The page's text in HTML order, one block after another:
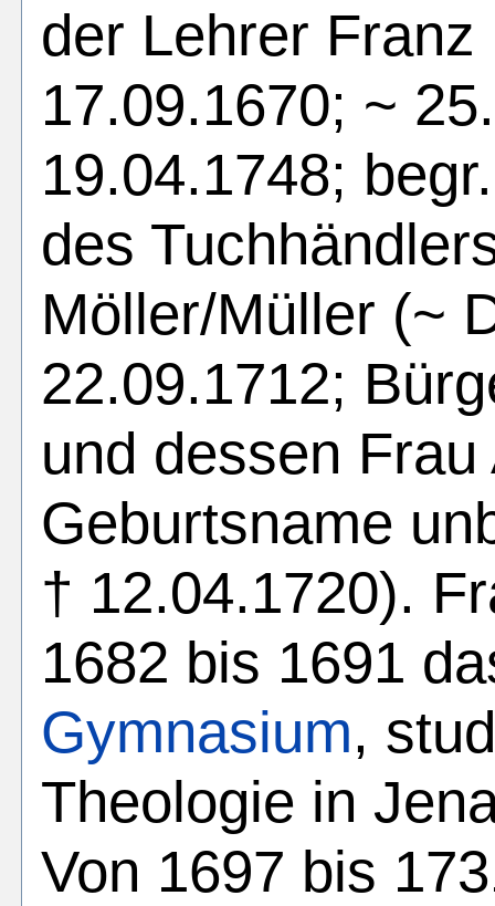
der Lehrer
17.09.1670; ~
19.04.1748;
des
Möller/Müller (~
22.09.1712;
und dessen
Geburtsname
† 12.04.1720).
1682 bis 1691
Gymnasium,
Theologie in
Von 1697 bis